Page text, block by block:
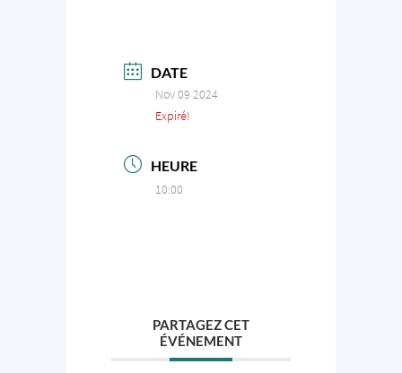
DATE
Nov 09 2024
Expiré!
HEURE
10:00
PARTAGEZ CET
ÉVÉNEMENT